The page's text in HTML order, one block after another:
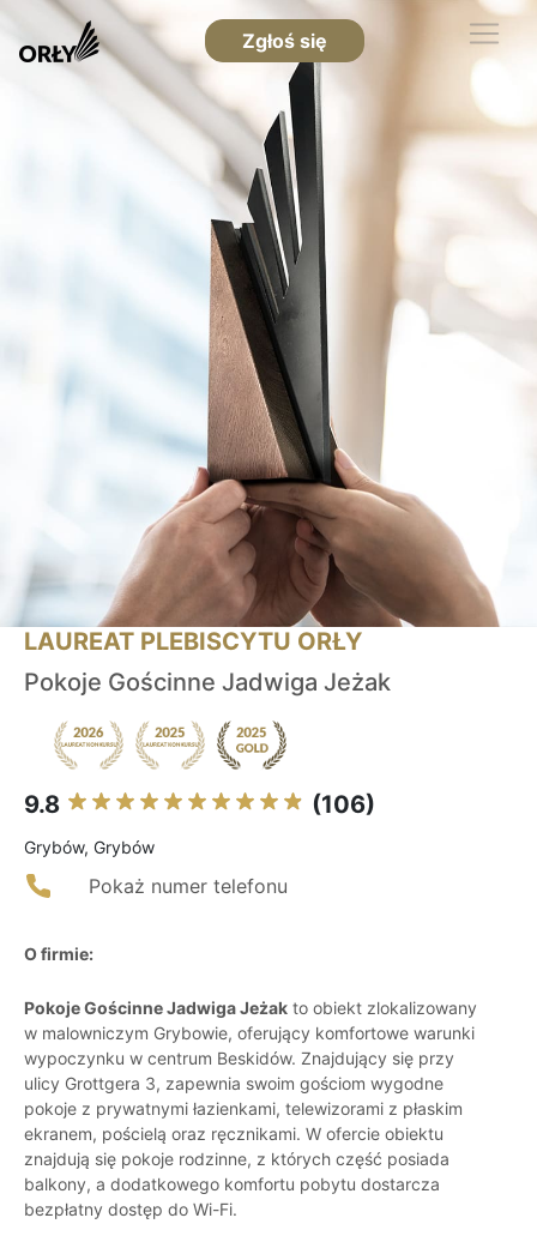
Zgłoś się
LAUREAT PLEBISCYTU ORŁY
Pokoje Gościnne Jadwiga Jeżak
9.8 (106)
Grybów, Grybów
Pokaż numer telefonu
O firmie:
Pokoje Gościnne Jadwiga Jeżak to obiekt zlokalizowany
w malowniczym Grybowie, oferujący komfortowe warunki
wypoczynku w centrum Beskidów. Znajdujący się przy
ulicy Grottgera 3, zapewnia swoim gościom wygodne
pokoje z prywatnymi łazienkami, telewizorami z płaskim
ekranem, pościelą oraz ręcznikami. W ofercie obiektu
znajdują się pokoje rodzinne, z których część posiada
balkony, a dodatkowego komfortu pobytu dostarcza
bezpłatny dostęp do Wi-Fi.